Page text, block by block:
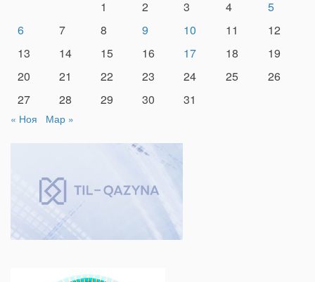
1 2 3 4
5
6
7 8 9 10 11
12
13
14 15 16 17 18
19
20
21 22 23 24 25
26
27
28 29 30 31
« Ноя Мар »